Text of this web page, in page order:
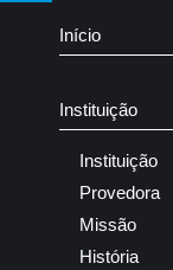
Início
Instituição
Instituição
Provedora
Missão
História